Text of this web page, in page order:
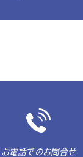
お電話でのお問合せ